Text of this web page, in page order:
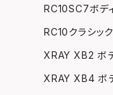
RC10SC7ボデ
RC10クラシッ
XRAY XB2 ボ
XRAY XB4 ボ